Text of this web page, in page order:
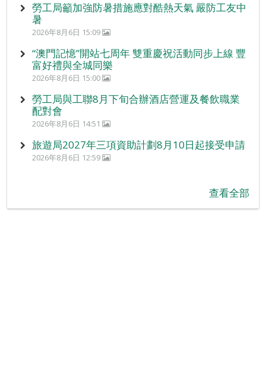
勞工局籲加強防暑措施應對酷熱天氣 嚴防工友中
暑
2026年8月6日 15:09
“澳門記憶”開站七周年 雙重慶祝活動同步上線 豐
富好禮與全城同樂
2026年8月6日 15:00
勞工局與工聯8月下旬合辦酒店營運及餐飲職業
配對會
2026年8月6日 14:51
旅遊局2027年三項資助計劃8月10日起接受申請
2026年8月6日 12:59
查看全部